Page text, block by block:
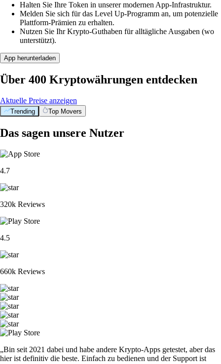
Halten Sie Ihre Token in unserer modernen App-Infrastruktur.
Melden Sie sich für das Level Up-Programm an, um potenzielle
Plattform-Prämien zu erhalten.
Nutzen Sie Ihr Krypto-Guthaben für alltägliche Ausgaben (wo
unterstützt).
App herunterladen
Über 400 Kryptowährungen entdecken
Aktuelle Preise anzeigen
Trending Top Movers
Das sagen unsere Nutzer
4.7
320k Reviews
4.5
660k Reviews
„Bin seit 2021 dabei und habe andere Krypto-Apps getestet, aber das
hier ist definitiv die beste. Einfach zu bedienen und der Support ist